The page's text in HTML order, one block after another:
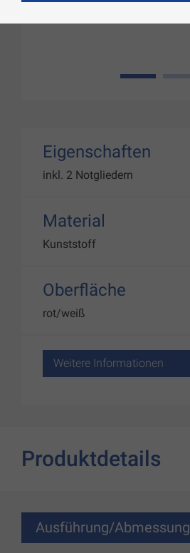
1
Eigenschaften
inkl. 2 Notgliedern
Material
Kunststoff
Oberfläche
rot/weiß
Weitere Informationen
Produktdetails
Ausführung/Abmessung